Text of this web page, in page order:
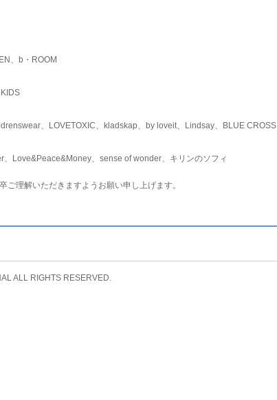
、b・ROOM
、LOVETOXIC、kladskap、by loveit、Lindsay、BLUE CROSS
Love&Peace&Money、sense of wonder、キリンのソフィ
ご理解いただきますようお願い申し上げます。